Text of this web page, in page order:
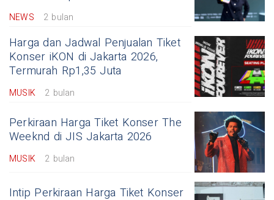
NEWS 2 bulan
Harga dan Jadwal Penjualan Tiket
Konser iKON di Jakarta 2026,
Termurah Rp1,35 Juta
MUSIK 2 bulan
Perkiraan Harga Tiket Konser The
Weeknd di JIS Jakarta 2026
MUSIK 2 bulan
Intip Perkiraan Harga Tiket Konser